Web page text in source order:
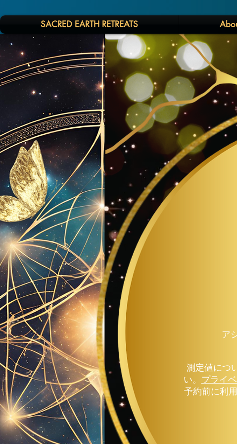
SACRED EARTH RETREATS
ア
測定値につ
い。 プライ
予約前に利